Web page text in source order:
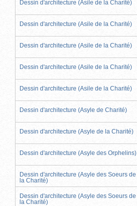
Dessin d'architecture (Asile de la Charité)
Dessin d'architecture (Asile de la Charité)
Dessin d'architecture (Asile de la Charité)
Dessin d'architecture (Asile de la Charité)
Dessin d'architecture (Asile de la Charité)
Dessin d'architecture (Asyle de Charité)
Dessin d'architecture (Asyle de la Charité)
Dessin d'architecture (Asyle des Orphelins)
Dessin d'architecture (Asyle des Soeurs de
la Charité)
Dessin d'architecture (Asyle des Soeurs de
la Charité)